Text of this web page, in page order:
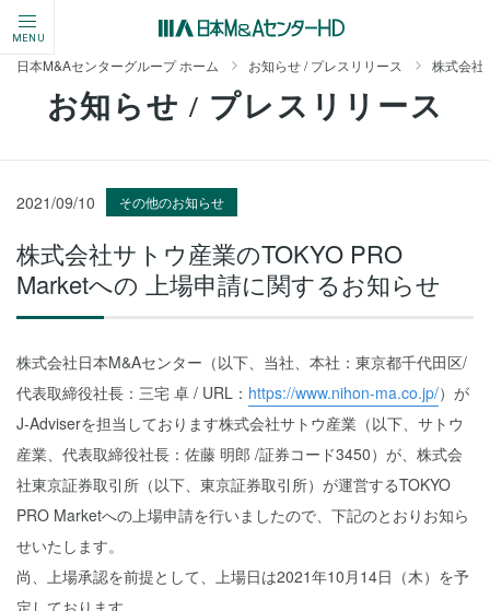
MENU
日本M&Aセンターグループ ホーム お知らせ / プレスリリース 株式会社
お知らせ / プレスリリース
2021/09/10 その他のお知らせ
株式会社サトウ産業のTOKYO PRO
Marketへの 上場申請に関するお知らせ
株式会社日本M&Aセンター（以下、当社、本社：東京都千代田区/
代表取締役社長：三宅 卓 / URL： https://www.nihon-ma.co.jp/）が
J-Adviserを担当しております株式会社サトウ産業（以下、サトウ
産業、代表取締役社長：佐藤 明郎 /証券コード3450）が、株式会
社東京証券取引所（以下、東京証券取引所）が運営するTOKYO
PRO Marketへの上場申請を行いましたので、下記のとおりお知ら
せいたします。
尚、上場承認を前提として、上場日は2021年10月14日（木）を予
定しております。